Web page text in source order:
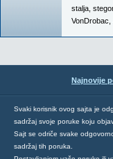
stalja
VonDrobac
Najnovije
Svaki korisnik ovog sajta je
sadržaj svoje poruke koju
Sajt se odriče svake
sadržaj tih poruka.